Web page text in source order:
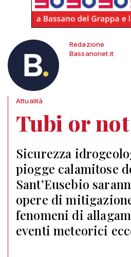
Redazione
Bassanonet.it
Attualità
Tubi or
Sicurezza
piogge calamitose
Sant’Eusebio
opere di
fenomeni di
eventi meteorici